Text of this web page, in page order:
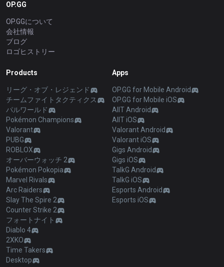
OP.GG
OP.GGについて
会社情報
ブログ
ロゴヒストリー
Products
リーグ・オブ・レジェンド
チームファイトタクティクス
パルワールド
Pokémon Champions
Valorant
PUBG
ROBLOX
オーバーウォッチ 2
Pokémon Pokopia
Marvel Rivals
Arc Raiders
Slay The Spire 2
Counter Strike 2
フォートナイト
Diablo 4
2XKO
Time Takers
Desktop
Apps
OP.GG for Mobile Android
OP.GG for Mobile iOS
AllT Android
AllT iOS
Valorant Android
Valorant iOS
Gigs Android
Gigs iOS
TalkG Android
TalkG iOS
Esports Android
Esports iOS